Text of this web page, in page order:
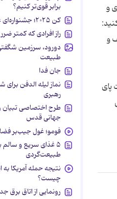
و
مختلف و
پای
برابر قوی‌تر کنیم؟
کن ۲۰۲۵؛ جشنواره‌ای علیه خانواده
راز افرادی که کمتر
دورود، سرزمین
طبیعت
جان فدا
نماز لیله الدفن
رهبری
طرح اختصاصی تبیان
جهانی قدس
فومو؛ غول جیب‌بر
۵ غذای سریع و سالم
طبیعت‌گردی
نتیجه حمله آمریکا به
چیست؟
رونمایی از اتاق برق